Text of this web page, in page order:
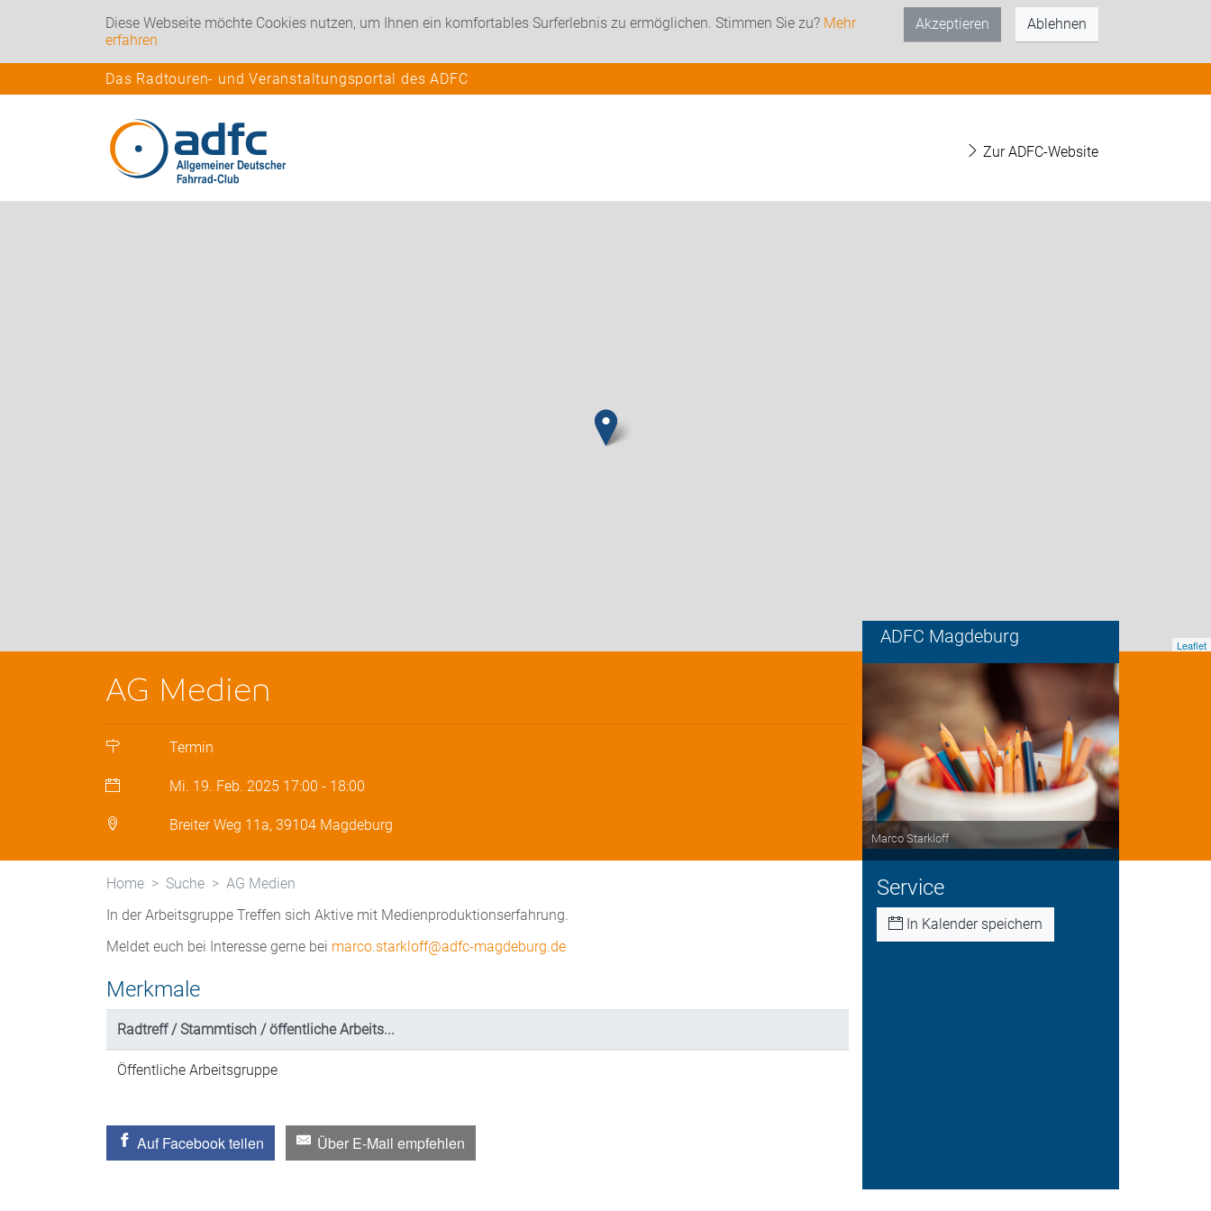
Diese Webseite möchte Cookies nutzen, um Ihnen ein komfortables Surferlebnis zu ermöglichen. Stimmen Sie zu? Mehr
erfahren
Akzeptieren Ablehnen
Das Radtouren- und Veranstaltungsportal des ADFC
Zur ADFC-Website
Leaflet
ADFC Magdeburg
AG Medien
Termin
Mi. 19. Feb. 2025 17:00 - 18:00
Breiter Weg 11a, 39104 Magdeburg
Marco Starkloff
Service
In Kalender speichern
Home Suche
AG Medien
In der Arbeitsgruppe Treffen sich Aktive mit Medienproduktionserfahrung.
Meldet euch bei Interesse gerne bei marco.starkloff@adfc-magdeburg.de
Merkmale
Radtreff / Stammtisch / öffentliche Arbeits...
Öffentliche Arbeitsgruppe
Auf Facebook teilen Über E-Mail empfehlen